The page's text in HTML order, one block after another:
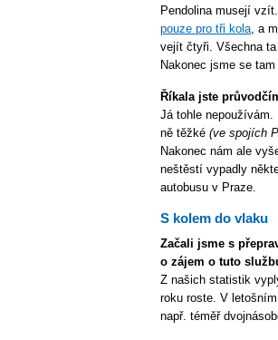
Pendolina musejí
pouze pro tři kola, a
vejít čtyři. Všechna
Nakonec jsme se
Říkala jste
Já tohle
ně těžké (ve spojích
Nakonec nám ale
neštěstí vypadly
autobusu v Praze.
S kolem do vlaku
Začali jsme s
o zájem o tuto
Z našich statistik
roku roste. V
např. téměř